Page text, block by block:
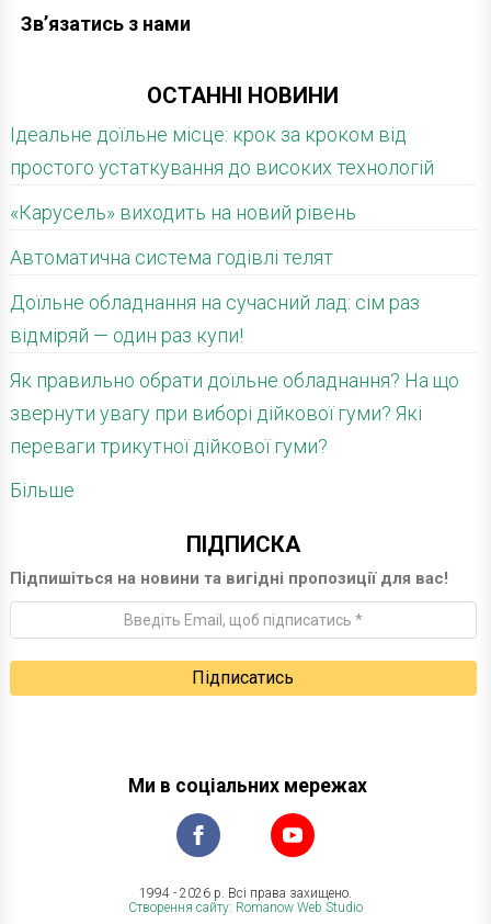
Зв’язатись з нами
ОСТАННІ НОВИНИ
Ідеальне доїльне місце: крок за кроком від
простого устаткування до високих технологій
«Карусель» виходить на новий рівень
Автоматична система годівлі телят
Доїльне обладнання на сучасний лад: сім раз
відміряй — один раз купи!
Як правильно обрати доїльне обладнання? На що
звернути увагу при виборі дійкової гуми? Які
переваги трикутної дійкової гуми?
Більше
ПІДПИСКА
Підпишіться на новини та вигідні пропозиції для вас!
Ми в соціальних мережах
1994 - 2026 р. Всі права захищено.
Створення сайту: Romanow Web Studio